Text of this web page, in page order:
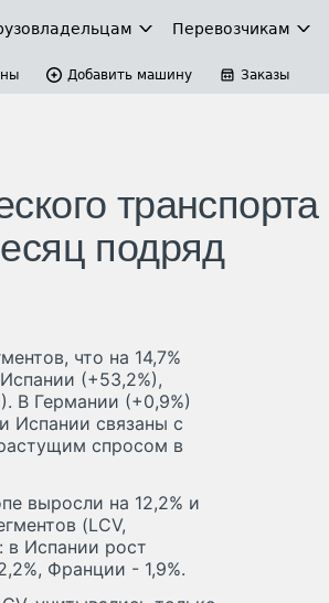
Перевозчикам
Добавить машину Заказы
транспорта
подряд
что на 14,7%
(+53,2%),
В Германии (+0,9%)
Испании связаны с
спросом в
выросли на 12,2% и
(LCV,
в Испании рост
Франции - 1,9%.